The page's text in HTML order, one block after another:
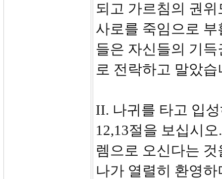
되고 가르침의 권
사로를 죽임으로
들은 자신들의 기
로 전락하고 말았습
II. 나귀를 타고 입
12,13절을 보십시
렘으로 오신다는
나가 열렬히 환영